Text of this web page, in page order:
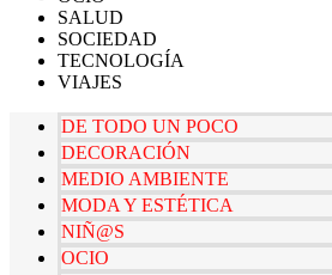
SALUD
SOCIEDAD
TECNOLOGÍA
VIAJES
DE TODO UN POCO
DECORACIÓN
MEDIO AMBIENTE
MODA Y ESTÉTICA
NIÑ@S
OCIO